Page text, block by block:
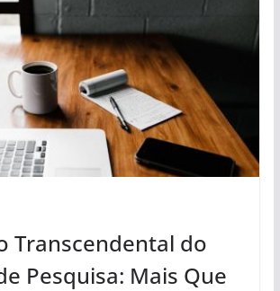
Transcendental do
Pesquisa: Mais Que